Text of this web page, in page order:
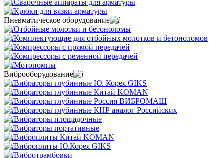
Сварочные аппараты для арматуры
Крюки для вязки арматуры
Пневматическое оборудование
Отбойные молотки и бетоноломы
Комплектующие для отбойных молотков и бетоноломов
Компрессоры с прямой передачей
Компрессоры с ременной передачей
Мотопомпы
Виброоборудование
Вибраторы глубинные Ю. Корея GIKS
Вибраторы глубинные Китай KOMAN
Вибраторы глубинные Россия ВИБРОМАШ
Вибраторы глубинные КНР аналог Российских
Вибраторы площадочные
Вибраторы портативные
Виброплиты Китай KOMAN
Виброплиты Ю.Корея GIKS
Вибротрамбовки